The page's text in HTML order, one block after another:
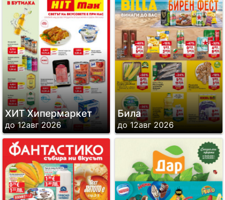
ХИТ Хипермаркет
до 12авг 2026
Била
до 12авг 2026